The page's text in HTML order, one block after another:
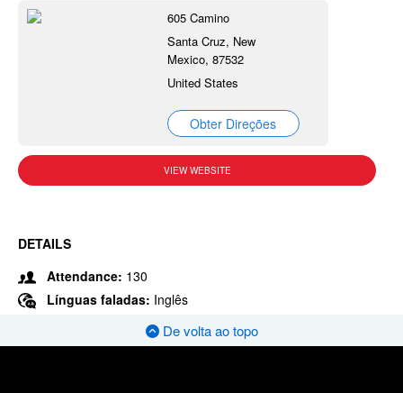
605 Camino
Santa Cruz, New
Mexico, 87532
United States
Obter Direções
VIEW WEBSITE
DETAILS
Attendance: 130
Línguas faladas: Inglês
De volta ao topo